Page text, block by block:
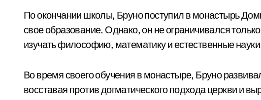
По окончании школы, Бруно поступил в монастырь
свое образование. Однако, он не ограничивался
изучать философию, математику и естественные
Во время своего обучения в монастыре, Бруно
восставая против догматического подхода церкви и